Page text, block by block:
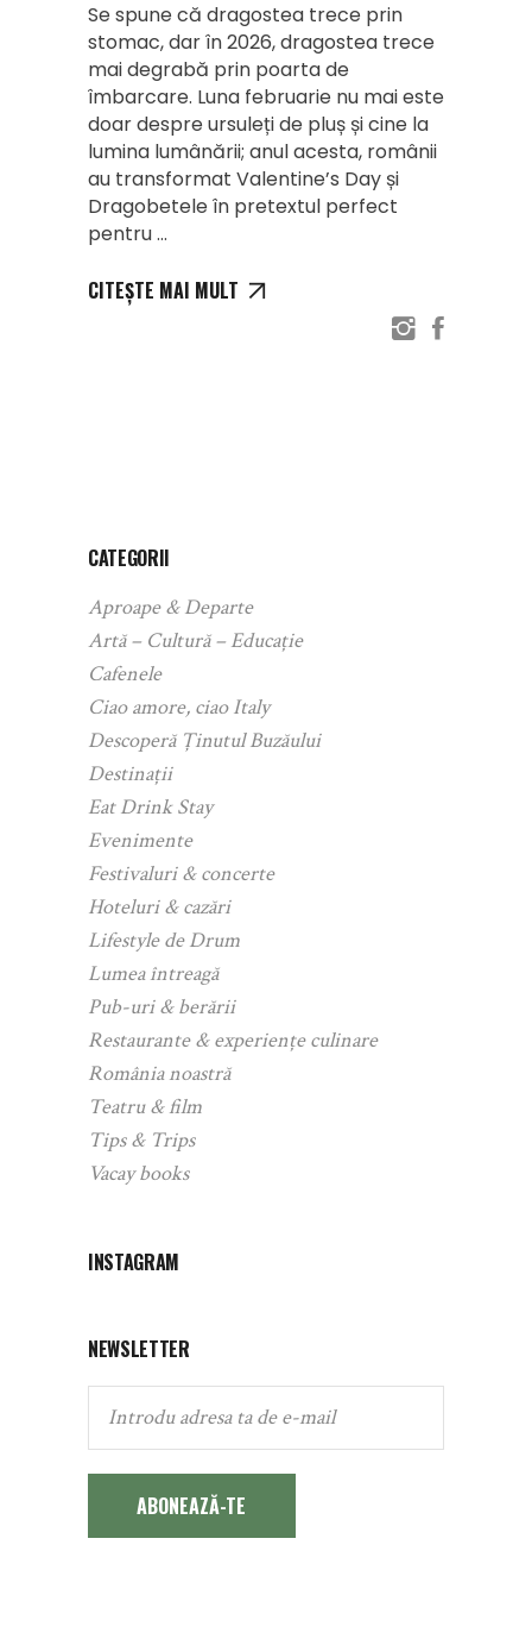
Se spune că dragostea trece prin
stomac, dar în 2026, dragostea trece
mai degrabă prin poarta de
îmbarcare. Luna februarie nu mai este
doar despre ursuleți de pluș și cine la
lumina lumânării; anul acesta, românii
au transformat Valentine’s Day și
Dragobetele în pretextul perfect
pentru
CITEȘTE MAI MULT
CATEGORII
Aproape & Departe
Artă – Cultură – Educație
Cafenele
Ciao amore, ciao Italy
Descoperă Ținutul Buzăului
Destinații
Eat Drink Stay
Evenimente
Festivaluri & concerte
Hoteluri & cazări
Lifestyle de Drum
Lumea întreagă
Pub-uri & berării
Restaurante & experiențe culinare
România noastră
Teatru & film
Tips & Trips
Vacay books
INSTAGRAM
NEWSLETTER
ABONEAZĂ-TE